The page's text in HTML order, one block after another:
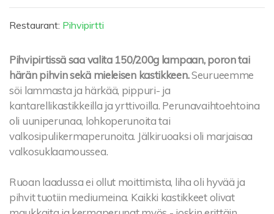
Restaurant: Pihvipirtti
Pihvipirtissä saa valita 150/200g lampaan, poron tai
härän pihvin sekä mieleisen kastikkeen.Seurueemme
söi lammasta ja härkää, pippuri- ja
kantarellikastikkeilla ja yrttivoilla. Perunavaihtoehtoina
oli uuniperunaa, lohkoperunoita tai
valkosipulikermaperunoita. Jälkiruoaksi oli marjaisaa
valkosuklaamoussea.
Ruoan laadussa ei ollut moittimista, liha oli hyvää ja
pihvit tuotiin mediumeina. Kaikki kastikkeet olivat